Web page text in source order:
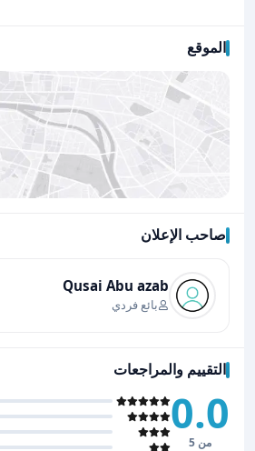
الموقع
صاحب الإعلان
Qusai Abu azab
بائع فردي
التقييم والمراجعات
0.0
من 5